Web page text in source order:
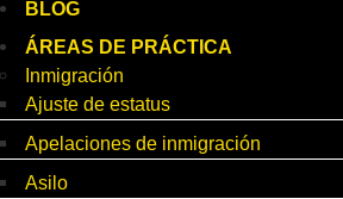
BLOG
ÁREAS DE PRÁCTICA
Inmigración
Ajuste de estatus
Apelaciones de inmigración
Asilo